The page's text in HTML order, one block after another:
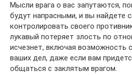
Мысли врага о вас запутаются,
будут напрасными, и вы найдете
контролировать своего
лукавый потеряет злость по
исчезнет, ​​включая возможность
ваших дел, даже если вам
общаться с заклятым врагом.